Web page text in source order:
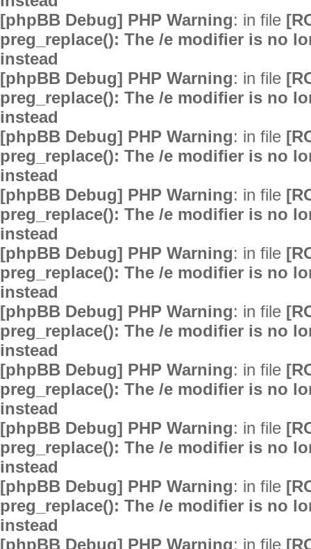
[phpBB Debug] PHP Warning: in file
preg_replace(): The /e modifier is no
instead
[phpBB Debug] PHP Warning: in file
preg_replace(): The /e modifier is no
instead
[phpBB Debug] PHP Warning: in file
preg_replace(): The /e modifier is no
instead
[phpBB Debug] PHP Warning: in file
preg_replace(): The /e modifier is no
instead
[phpBB Debug] PHP Warning: in file
preg_replace(): The /e modifier is no
instead
[phpBB Debug] PHP Warning: in file
preg_replace(): The /e modifier is no
instead
[phpBB Debug] PHP Warning: in file
preg_replace(): The /e modifier is no
instead
[phpBB Debug] PHP Warning: in file
preg_replace(): The /e modifier is no
instead
[phpBB Debug] PHP Warning: in file
preg_replace(): The /e modifier is no
instead
[phpBB Debug] PHP Warning: in file